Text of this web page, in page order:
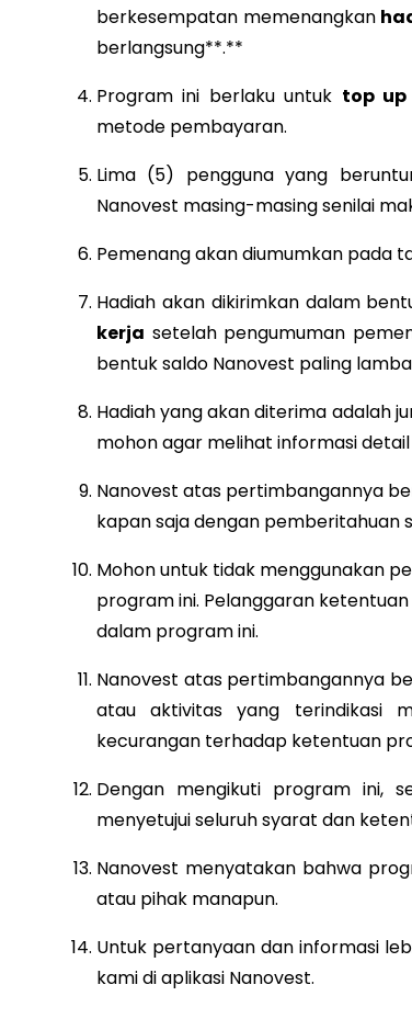
berkesempatan memenangkan
berlangsung**.**
Program ini berlaku untuk top up
metode pembayaran.
Lima (5) pengguna yang
Nanovest masing-masing senilai
Pemenang akan diumumkan pada
Hadiah akan dikirimkan dalam
kerja setelah pengumuman
bentuk saldo Nanovest paling
Hadiah yang akan diterima adalah
mohon agar melihat informasi
Nanovest atas pertimbangannya
kapan saja dengan pemberitahuan
Mohon untuk tidak menggunakan
program ini. Pelanggaran
dalam program ini.
Nanovest atas pertimbangannya
atau aktivitas yang terindikasi
kecurangan terhadap ketentuan
Dengan mengikuti program ini,
menyetujui seluruh syarat dan
Nanovest menyatakan bahwa
atau pihak manapun.
Untuk pertanyaan dan informasi
kami di aplikasi Nanovest.